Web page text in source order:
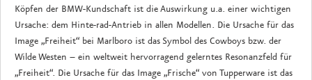
Köpfen der BMW-Kundschaft ist die Auswirkung u.a. einer wichtigen
Ursache: dem Hinte-rad-Antrieb in allen Modellen. Die Ursache für das
Image „Freiheit“ bei Marlboro ist das Symbol des Cowboys bzw. der
Wilde Westen – ein weltweit hervorragend gelerntes Resonanzfeld für
„Freiheit“. Die Ursache für das Image „Frische“ von Tupperware ist das